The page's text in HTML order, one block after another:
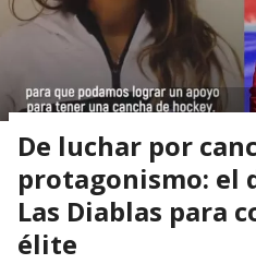
De luchar por
protagonismo: el
Las Diablas para
élite